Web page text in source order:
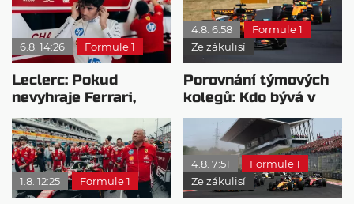
6.8. 14:26 Formule 1
Leclerc: Pokud
nevyhraje Ferrari,
přeji titul
Antonellimu
4.8. 6:58
Formule 1
Ze zákulisí
Porovnání týmových
kolegů: Kdo bývá v
sobotu nejrychlejší?
1.8. 12:25 Formule 1
4.8. 7:51
Formule 1
Ze zákulisí